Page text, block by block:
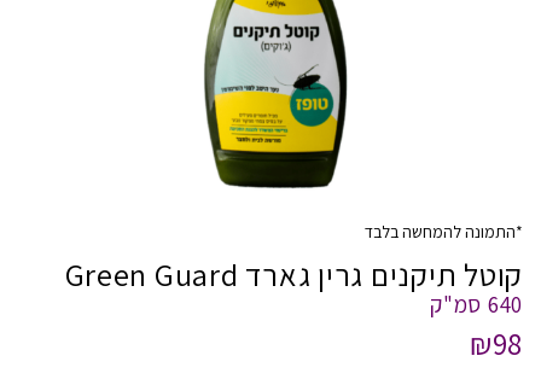
*התמונה להמחשה בלבד
קוטל תיקנים גרין גארד Green Guard
640 סמ"ק
₪98